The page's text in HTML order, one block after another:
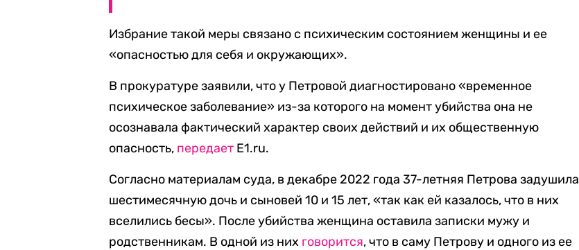
Избрание такой меры связано с психическим состоянием женщины и ее
«опасностью для себя и окружающих».
В прокуратуре заявили, что у Петровой диагностировано «временное
психическое заболевание» из-за которого на момент убийства она не
осознавала фактический характер своих действий и их общественную
опасность, передает E1.ru.
Согласно материалам суда, в декабре 2022 года 37-летняя Петрова задушила
шестимесячную дочь и сыновей 10 и 15 лет, «так как ей казалось, что в них
вселились бесы». После убийства женщина оставила записки мужу и
родственникам. В одной из них говорится, что в саму Петрову и одного из ее